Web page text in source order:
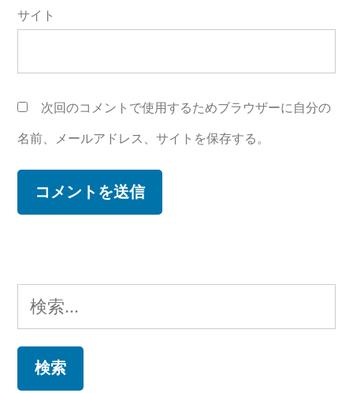
サイト
次回のコメントで使用するためブラウザーに自分の
名前、メールアドレス、サイトを保存する。
検
索: